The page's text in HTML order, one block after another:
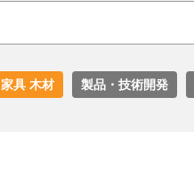
具 木材 製品・技術開発